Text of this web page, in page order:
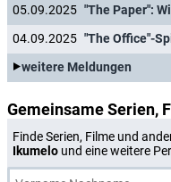
05.09.2025 "The Paper":
04.09.2025
weitere Meldungen
Gemeinsame Serien,
Finde Serien, Filme und
Ikumelo und eine weitere